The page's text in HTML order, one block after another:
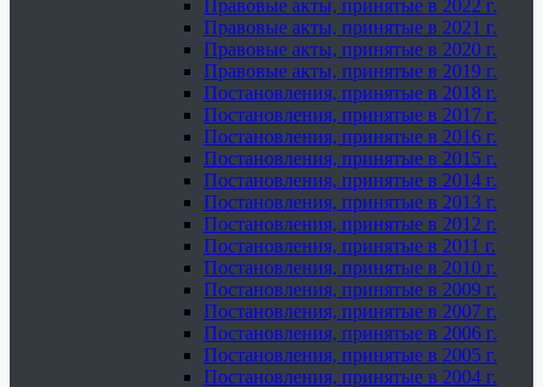
Правовые акты, принятые в 2022 г.
Правовые акты, принятые в 2021 г.
Правовые акты, принятые в 2020 г.
Правовые акты, принятые в 2019 г.
Постановления, принятые в 2018 г.
Постановления, принятые в 2017 г.
Постановления, принятые в 2016 г.
Постановления, принятые в 2015 г.
Постановления, принятые в 2014 г.
Постановления, принятые в 2013 г.
Постановления, принятые в 2012 г.
Постановления, принятые в 2011 г.
Постановления, принятые в 2010 г.
Постановления, принятые в 2009 г.
Постановления, принятые в 2007 г.
Постановления, принятые в 2006 г.
Постановления, принятые в 2005 г.
Постановления, принятые в 2004 г.